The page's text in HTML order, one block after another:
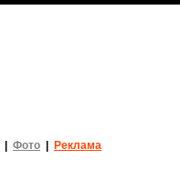
Фото Реклама